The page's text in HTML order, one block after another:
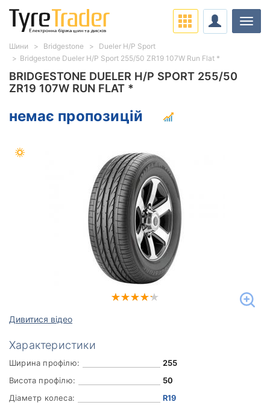
BRIDGESTONE DUELER H/P SPORT 255/50
ZR19 107W RUN FLAT *
немає пропозицій
Дивитися відео
Характеристики
Ширина профілю:
255
Висота профілю:
50
Діаметр колеса:
R19
Шини Bridgestone
Dueler H/P Sport
Bridgestone Dueler H/P Sport 255/50 ZR19 107W Run Flat *